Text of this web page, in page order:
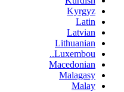
Kyrgyz
Latin
Latvian
Lithuanian
Luxembou..
Macedonian
Malagasy
Malay